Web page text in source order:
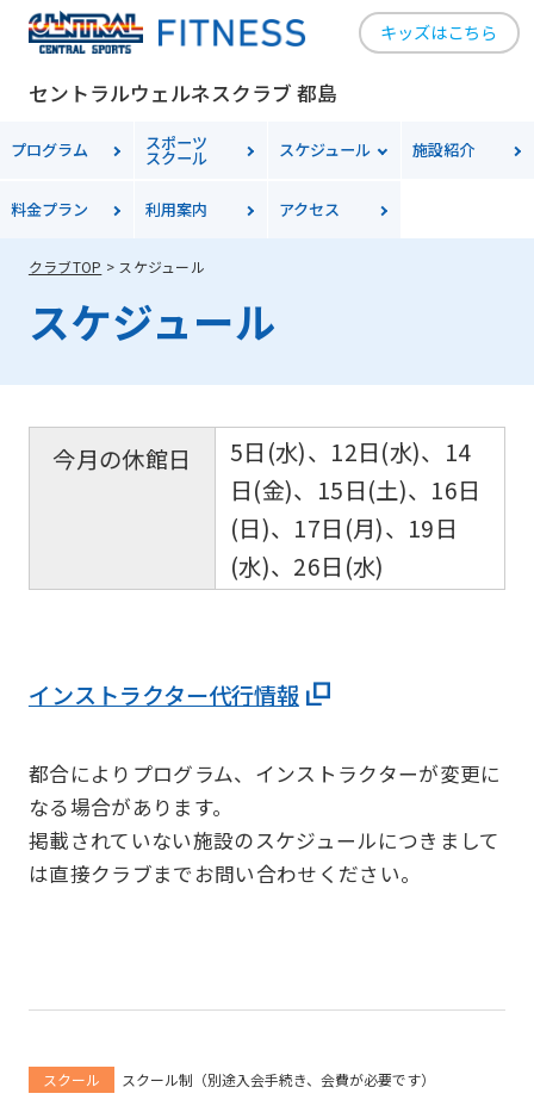
キッズはこちら
セントラルウェルネスクラブ 都島
プログラム スポーツ
スクール スケジュール 施設紹介
料金プラン 利用案内 アクセス
クラブTOP スケジュール
スケジュール
今月の休館日
5日(水)、12日(水)、14
日(金)、15日(土)、16日
(日)、17日(月)、19日
(水)、26日(水)
インストラクター代行情報
都合によりプログラム、インストラクターが変更に
なる場合があります。
掲載されていない施設のスケジュールにつきまして
は直接クラブまでお問い合わせください。
スクール
スクール制（別途入会手続き、会費が必要です）